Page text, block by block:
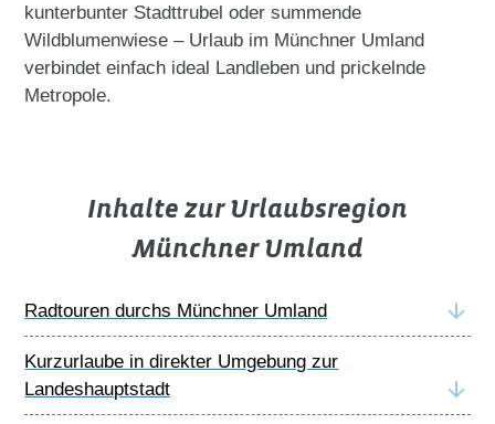
kunterbunter Stadttrubel oder summende
Wildblumenwiese – Urlaub im Münchner Umland
verbindet einfach ideal Landleben und prickelnde
Metropole.
Inhalte zur Urlaubsregion
Münchner Umland
Radtouren durchs Münchner Umland
Kurzurlaube in direkter Umgebung zur
Landeshauptstadt